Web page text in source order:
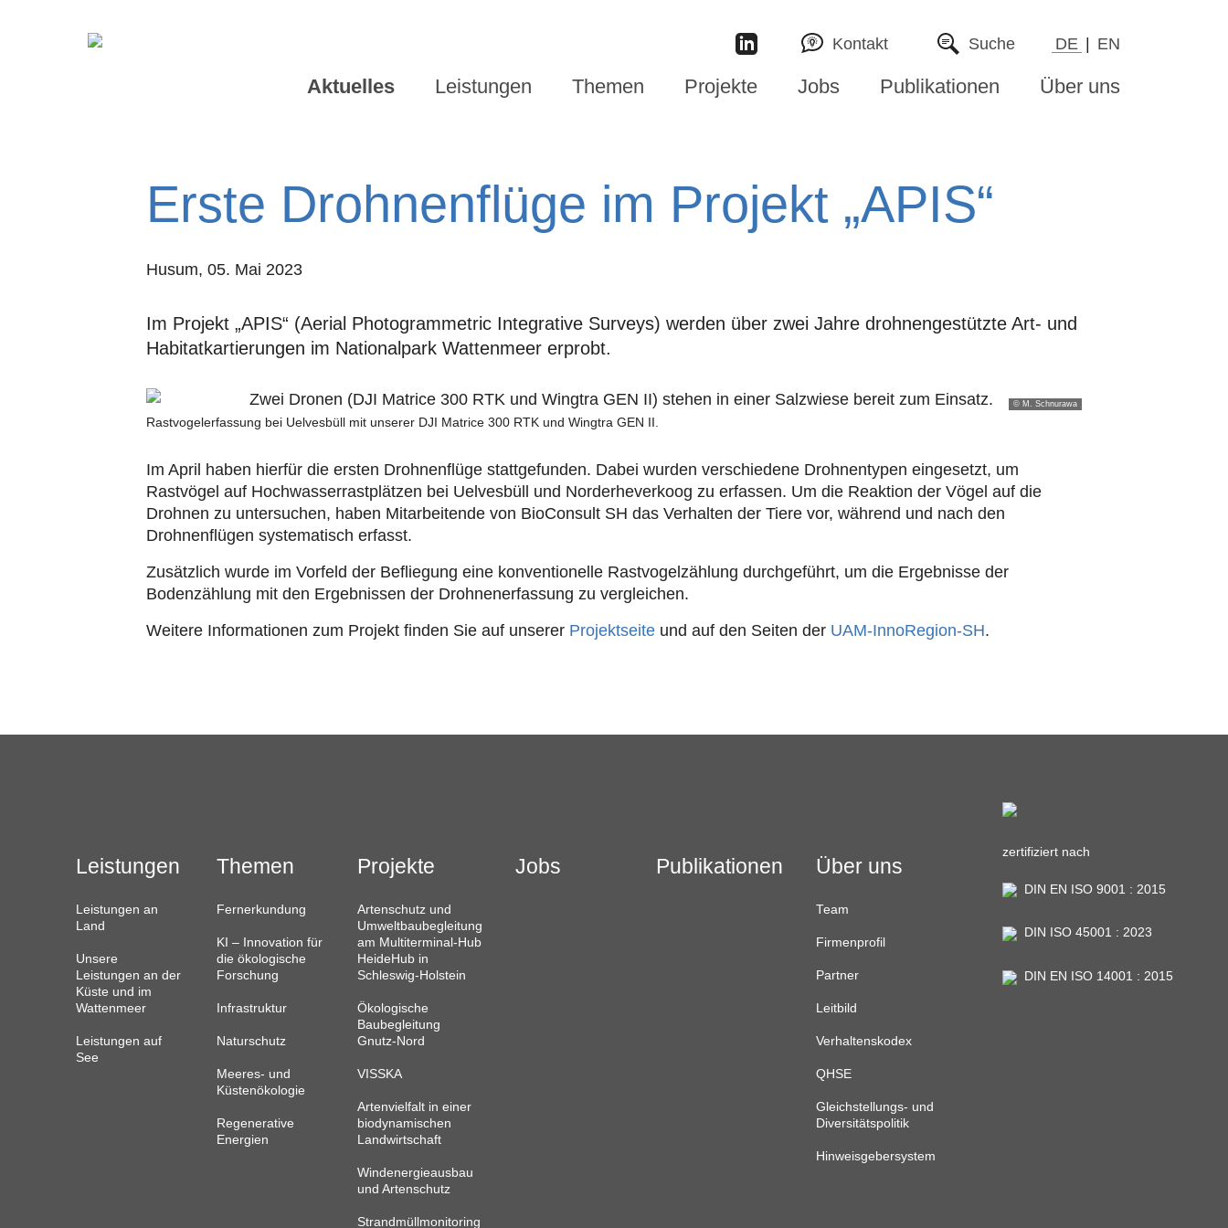
Erste Drohnenflüge im Projekt „APIS“
Husum, 05. Mai 2023
Im Projekt „APIS“ (Aerial Photogrammetric Integrative Surveys) werden über zwei Jahre drohnengestützte Art- und
Habitatkartierungen im Nationalpark Wattenmeer erprobt.
© M. Schnurawa
Rastvogelerfassung bei Uelvesbüll mit unserer DJI Matrice 300 RTK und Wingtra GEN II.
Im April haben hierfür die ersten Drohnenflüge stattgefunden. Dabei wurden verschiedene Drohnentypen eingesetzt, um
Rastvögel auf Hochwasserrastplätzen bei Uelvesbüll und Norderheverkoog zu erfassen. Um die Reaktion der Vögel auf die
Drohnen zu untersuchen, haben Mitarbeitende von BioConsult SH das Verhalten der Tiere vor, während und nach den
Drohnenflügen systematisch erfasst.
Zusätzlich wurde im Vorfeld der Befliegung eine konventionelle Rastvogelzählung durchgeführt, um die Ergebnisse der
Bodenzählung mit den Ergebnissen der Drohnenerfassung zu vergleichen.
Weitere Informationen zum Projekt finden Sie auf unserer Projektseite und auf den Seiten der UAM-InnoRegion-SH.
Leistungen
Leistungen an
Land
Unsere
Leistungen an der
Küste und im
Wattenmeer
Leistungen auf
See
Themen
Fernerkundung
KI – Innovation für
die ökologische
Forschung
Infrastruktur
Naturschutz
Meeres- und
Küstenökologie
Regenerative
Energien
Projekte
Artenschutz und
Umweltbaubegleitung
am Multiterminal-Hub
HeideHub in
Schleswig-Holstein
Ökologische
Baubegleitung
Gnutz-Nord
VISSKA
Artenvielfalt in einer
biodynamischen
Landwirtschaft
Windenergieausbau
und Artenschutz
Strandmüllmonitoring
Jobs Publikationen Über uns
Team
Firmenprofil
Partner
Leitbild
Verhaltenskodex
QHSE
Gleichstellungs- und
Diversitätspolitik
Hinweisgebersystem
zertifiziert nach
DIN EN ISO 9001 : 2015
DIN ISO 45001 : 2023
DIN EN ISO 14001 : 2015
Kontakt Suche DE EN
Aktuelles Leistungen Themen Projekte Jobs Publikationen Über uns